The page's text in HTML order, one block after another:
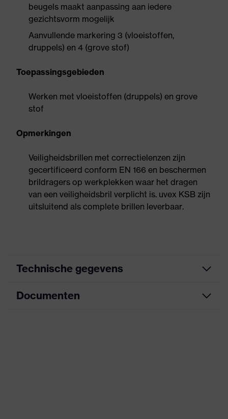
beugels maakt aanpassing aan iedere
gezichtsvorm mogelijk
Aanvullende markering 3 (vloeistoffen,
druppels) en 4 (grove stof)
Toepassingsgebieden
Werken met vloeistoffen (druppels) en grove
stof
Opmerkingen
Veiligheidsbrillen met correctielenzen zijn
gecertificeerd conform EN 166 en beschermen
brildragers op werkplekken waar het dragen
van een veiligheidsbril verplicht is. uvex KSB zijn
uitsluitend als complete brillen leverbaar.
Technische gegevens
Zoek kleur
Documenten